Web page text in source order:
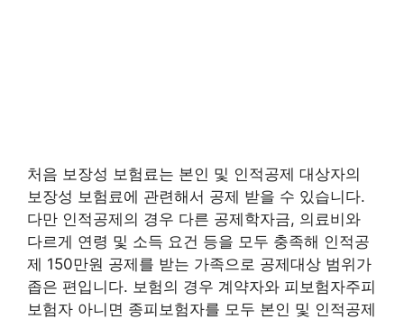
처음 보장성 보험료는 본인 및 인적공제 대상자의
보장성 보험료에 관련해서 공제 받을 수 있습니다.
다만 인적공제의 경우 다른 공제학자금, 의료비와
다르게 연령 및 소득 요건 등을 모두 충족해 인적공
제 150만원 공제를 받는 가족으로 공제대상 범위가
좁은 편입니다. 보험의 경우 계약자와 피보험자주피
보험자 아니면 종피보험자를 모두 본인 및 인적공제